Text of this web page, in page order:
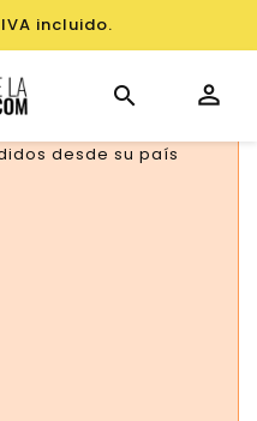
incluido.
desde su país